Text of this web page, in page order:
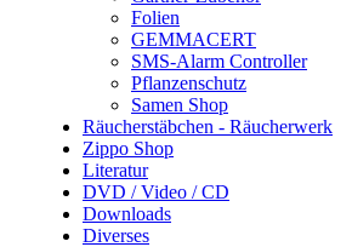
Folien
GEMMACERT
SMS-Alarm Controller
Pflanzenschutz
Samen Shop
Räucherstäbchen - Räucherwerk
Zippo Shop
Literatur
DVD / Video / CD
Downloads
Diverses